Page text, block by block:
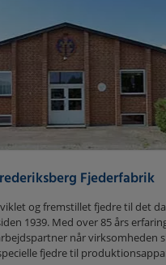
Fjederfabrik
og fremstillet fjedre til det
1939. Med over 85 års
når virksomheden
fjedre til